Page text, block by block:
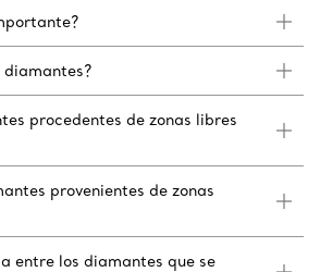
diamantes?
procedentes de zonas libres
provenientes de zonas
entre los diamantes que se